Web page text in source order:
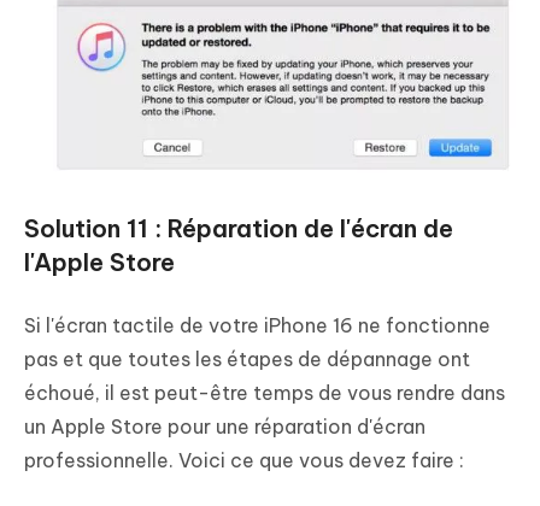
Solution 11 : Réparation de l'écran de
l'Apple Store
Si l'écran tactile de votre iPhone 16 ne fonctionne
pas et que toutes les étapes de dépannage ont
échoué, il est peut-être temps de vous rendre dans
un Apple Store pour une réparation d'écran
professionnelle. Voici ce que vous devez faire :